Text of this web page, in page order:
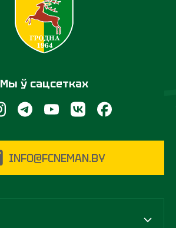
Мы ў сацсетках
INFO@FCNEMAN.BY